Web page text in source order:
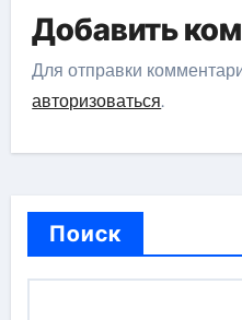
огромным
исторической
Добавить
Для отправки
авторизоваться.
Поиск